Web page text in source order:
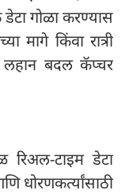
गोळा करण्यास
मागे किंवा रात्री
लहान बदल कॅप्चर
रिअल-टाइम डेटा
धोरणकर्त्यांसाठी